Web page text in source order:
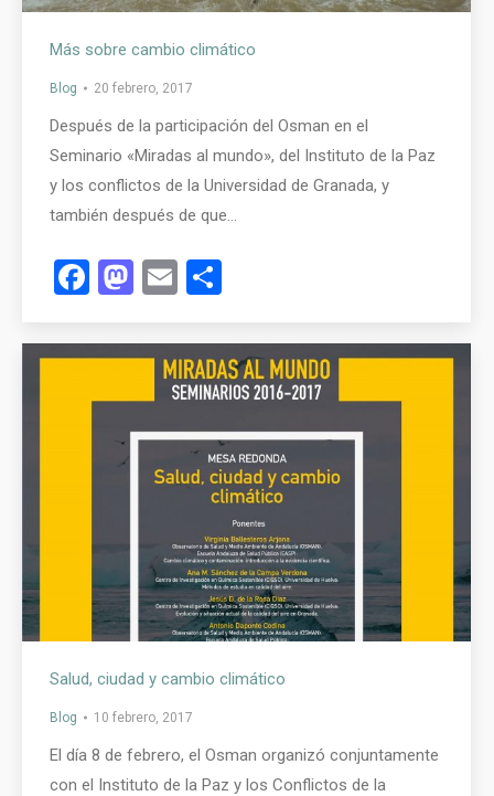
Más sobre cambio climático
Blog 20 febrero, 2017
Después de la participación del Osman en el
Seminario «Miradas al mundo», del Instituto de la Paz
y los conflictos de la Universidad de Granada, y
también después de que…
Facebook
Mastodon
Email
Salud, ciudad y cambio climático
Blog 10 febrero, 2017
El día 8 de febrero, el Osman organizó conjuntamente
con el Instituto de la Paz y los Conflictos de la